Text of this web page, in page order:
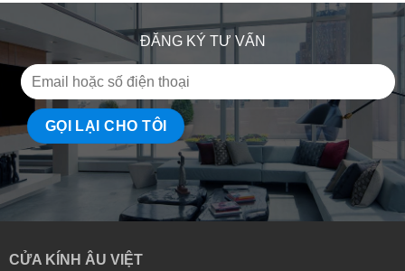
ĐĂNG KÝ TƯ VẤN
CỬA KÍNH ÂU VIỆT